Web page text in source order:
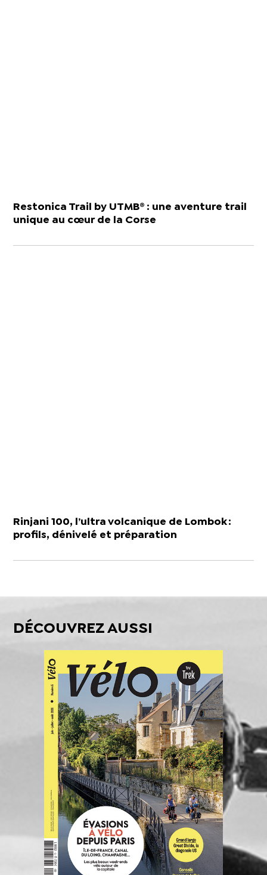
Restonica Trail by UTMB® : une aventure trail
unique au cœur de la Corse
Rinjani 100, l’ultra volcanique de Lombok :
profils, dénivelé et préparation
DÉCOUVREZ AUSSI